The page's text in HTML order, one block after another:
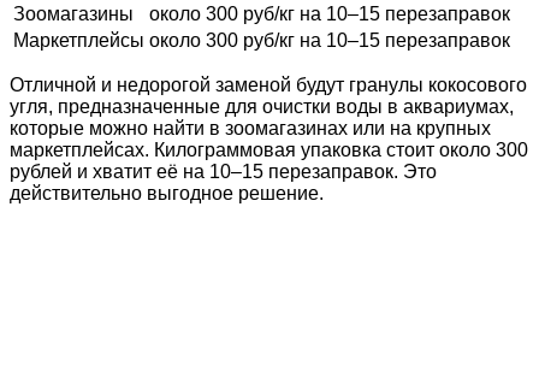
Зоомагазины
около 300 руб/кг на 10–15 перезаправок
Маркетплейсы около 300 руб/кг на 10–15 перезаправок
Отличной и недорогой заменой будут гранулы кокосового
угля, предназначенные для очистки воды в аквариумах,
которые можно найти в зоомагазинах или на крупных
маркетплейсах. Килограммовая упаковка стоит около 300
рублей и хватит её на 10–15 перезаправок. Это
действительно выгодное решение.